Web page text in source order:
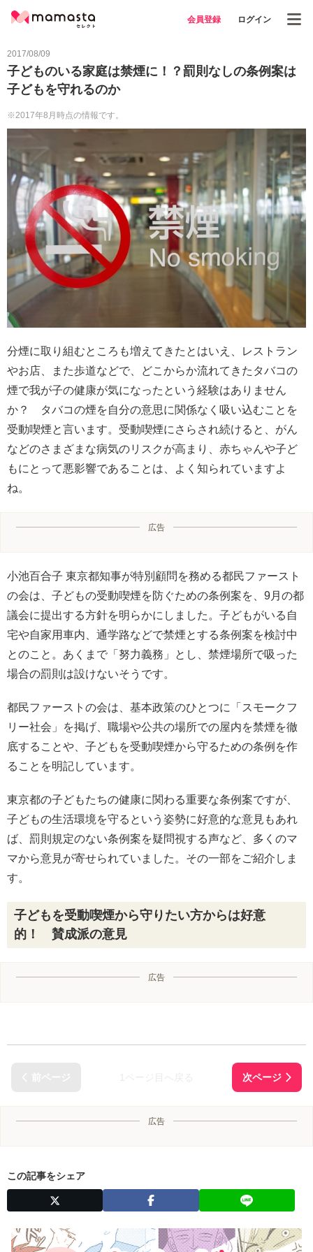
会員登録 ログイン
2017/08/09
子どものいる家庭は禁煙に！？罰則なしの条例案は
子どもを守れるのか
※2017年8月時点の情報です。
分煙に取り組むところも増えてきたとはいえ、レストラン
やお店、また歩道などで、どこからか流れてきたタバコの
煙で我が子の健康が気になったという経験はありません
か？ タバコの煙を自分の意思に関係なく吸い込むことを
受動喫煙と言います。受動喫煙にさらされ続けると、がん
などのさまざまな病気のリスクが高まり、赤ちゃんや子ど
もにとって悪影響であることは、よく知られていますよ
ね。
広告
小池百合子 東京都知事が特別顧問を務める都民ファースト
の会は、子どもの受動喫煙を防ぐための条例案を、9月の都
議会に提出する方針を明らかにしました。子どもがいる自
宅や自家用車内、通学路などで禁煙とする条例案を検討中
とのこと。あくまで「努力義務」とし、禁煙場所で吸った
場合の罰則は設けないそうです。
都民ファーストの会は、基本政策のひとつに「スモークフ
リー社会」を掲げ、職場や公共の場所での屋内を禁煙を徹
底することや、子どもを受動喫煙から守るための条例を作
ることを明記しています。
東京都の子どもたちの健康に関わる重要な条例案ですが、
子どもの生活環境を守るという姿勢に好意的な意見もあれ
ば、罰則規定のない条例案を疑問視する声など、多くのマ
マから意見が寄せられていました。その一部をご紹介しま
す。
子どもを受動喫煙から守りたい方からは好意
的！ 賛成派の意見
広告
広告
この記事をシェア